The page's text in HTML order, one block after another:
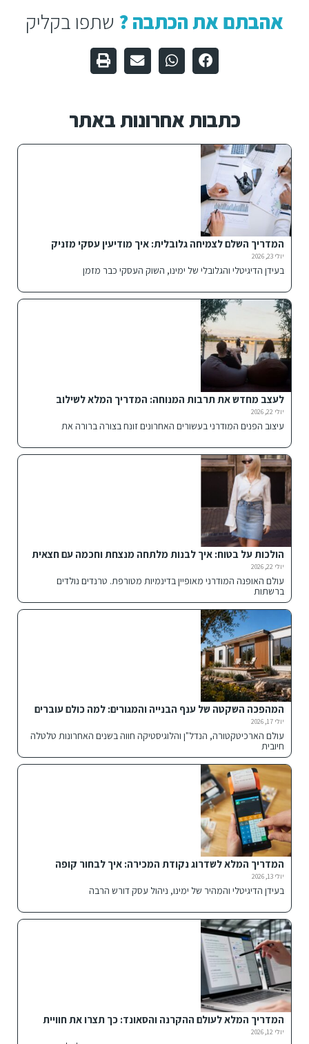
אהבתם את הכתבה ? שתפו בקליק
כתבות אחרונות באתר
המדריך השלם לצמיחה גלובלית: איך מודיעין עסקי מזניק
חברות להצלחה בינלאומית
יולי 23, 2026
בעידן הדיגיטלי והגלובלי של ימינו, השוק העסקי כבר מזמן
לעצב מחדש את תרבות המנוחה: המדריך המלא לשילוב
פתרונות ישיבה אלטרנטיביים בבית ובחוץ
יולי 22, 2026
עיצוב הפנים המודרני בעשורים האחרונים זונח בצורה ברורה את
הולכות על בטוח: איך לבנות מלתחה מנצחת וחכמה עם חצאית
הדנים הנכונה
יולי 22, 2026
עולם האופנה המודרני מאופיין בדינמיות מטורפת. טרנדים נולדים
ברשתות
המהפכה השקטה של ענף הבנייה והמגורים: למה כולם עוברים
למבנים מתועשים ומכולות חכמות?
יולי 17, 2026
עולם הארכיטקטורה, הנדל"ן והלוגיסטיקה חווה בשנים האחרונות טלטלה
חיובית
המדריך המלא לשדרוג נקודת המכירה: איך לבחור קופה
רושמת חכמה לעסק שלך?
יולי 13, 2026
בעידן הדיגיטלי והמהיר של ימינו, ניהול עסק דורש הרבה
המדריך המלא לעולם ההקרנה והסאונד: כך תצרו את חוויית
הבידור האולטימטיבית
יולי 12, 2026